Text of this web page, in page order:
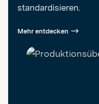
standardisieren.
Mehr entdecken